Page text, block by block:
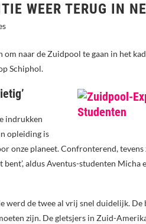
WEER TERUG IN
naar de Zuidpool te gaan in het
Schiphol.
indrukken
opleiding is
onze planeet. Confronterend, tevens
aldus Aventus-studenten Micha
werd de twee al vrij snel duidelijk. De
zijn. De gletsjers in Zuid-